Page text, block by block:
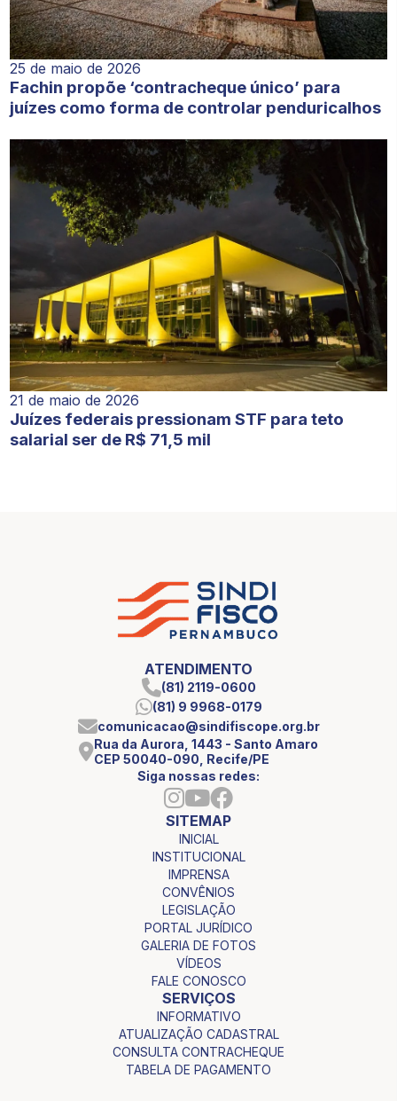
25 de maio de 2026
Fachin propõe ‘contracheque único’ para
juízes como forma de controlar penduricalhos
21 de maio de 2026
Juízes federais pressionam STF para teto
salarial ser de R$ 71,5 mil
ATENDIMENTO
(81) 2119-0600
(81) 9 9968-0179
comunicacao@sindifiscope.org.br
Rua da Aurora, 1443 - Santo Amaro
CEP 50040-090, Recife/PE
Siga nossas redes:
SITEMAP
INICIAL
INSTITUCIONAL
IMPRENSA
CONVÊNIOS
LEGISLAÇÃO
PORTAL JURÍDICO
GALERIA DE FOTOS
VÍDEOS
FALE CONOSCO
SERVIÇOS
INFORMATIVO
ATUALIZAÇÃO CADASTRAL
CONSULTA CONTRACHEQUE
TABELA DE PAGAMENTO